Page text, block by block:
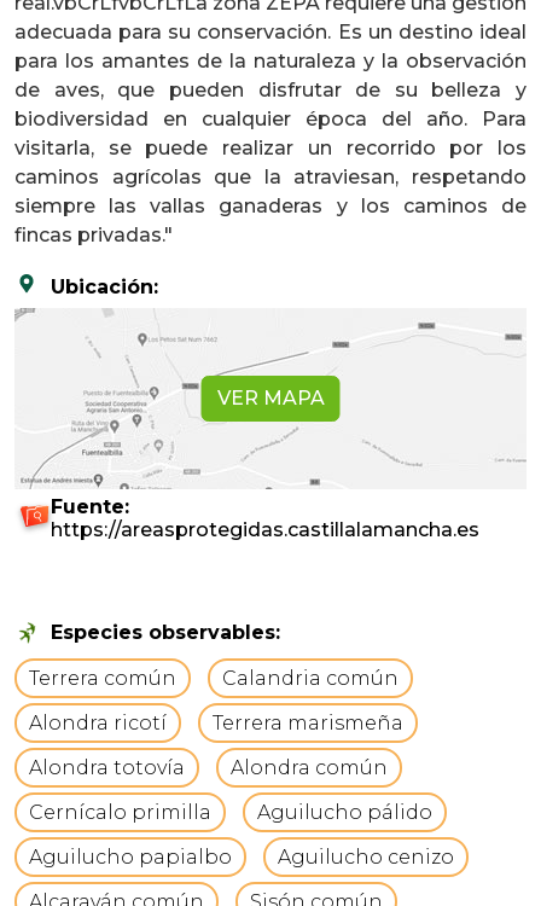
adecuada para su conservación. Es un destino ideal
para los amantes de la naturaleza y la observación
de aves, que pueden disfrutar de su belleza y
biodiversidad en cualquier época del año. Para
visitarla, se puede realizar un recorrido por los
caminos agrícolas que la atraviesan, respetando
siempre las vallas ganaderas y los caminos de
fincas privadas."
Ubicación:
VER MAPA
Fuente:
https://areasprotegidas.castillalamancha.es
Especies observables:
Terrera común
Calandria común
Alondra ricotí
Terrera marismeña
Alondra totovía
Alondra común
Cernícalo primilla
Aguilucho pálido
Aguilucho papialbo
Aguilucho cenizo